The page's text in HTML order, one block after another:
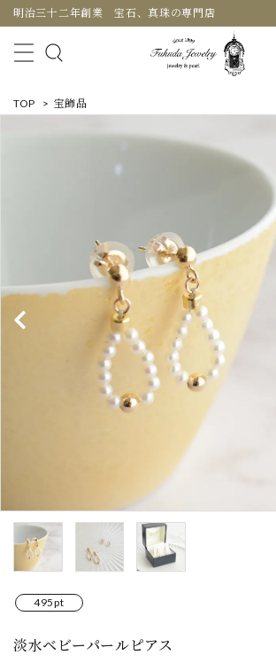
明治三十二年創業 宝石、真珠の専門店
TOP > 宝飾品
495pt
淡水ベビーパールピアス